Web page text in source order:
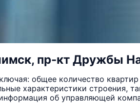
пр-кт Дружбы
общее количество квартир
характеристики строения,
об управляющей